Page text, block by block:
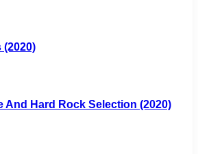
(2020)
And Hard Rock Selection (2020)